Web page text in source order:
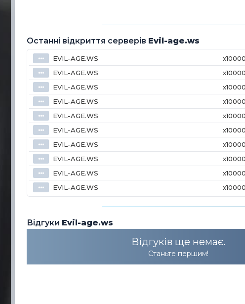
Останні відкриття серверів Evil-age.ws
⦁⦁⦁ EVIL-AGE.WS
⦁⦁⦁ EVIL-AGE.WS
⦁⦁⦁ EVIL-AGE.WS
⦁⦁⦁ EVIL-AGE.WS
⦁⦁⦁ EVIL-AGE.WS
⦁⦁⦁ EVIL-AGE.WS
⦁⦁⦁ EVIL-AGE.WS
⦁⦁⦁ EVIL-AGE.WS
⦁⦁⦁ EVIL-AGE.WS
⦁⦁⦁ EVIL-AGE.WS
Відгуки Evil-age.ws
Відгуків ще немає.
Станьте першим!